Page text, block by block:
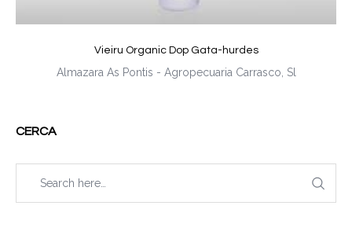
Vieiru Organic Dop Gata-hurdes
Almazara As Pontis - Agropecuaria Carrasco, Sl
CERCA